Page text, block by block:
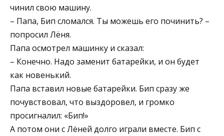
чинил свою машину.
– Папа, Бип сломался. Ты можешь его починить? –
попросил Лёня.
Папа осмотрел машинку и сказал:
– Конечно. Надо заменит батарейки, и он будет
как новенький.
Папа вставил новые батарейки. Бип сразу же
почувствовал, что выздоровел, и громко
просигналил: «Бип!»
А потом они с Лёней долго играли вместе. Бип с